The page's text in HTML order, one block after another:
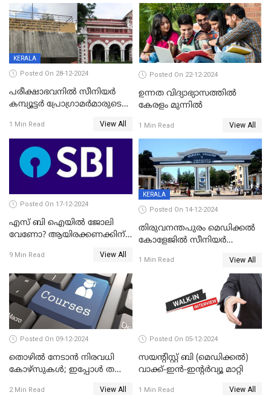
KERALA
Posted On 28-12-2024
പരീക്ഷാഭവനിൽ സീനിയർ
കമ്പ്യൂട്ടർ പ്രോഗ്രാമർമാരുടെ
വരെ അയക്കാം
1 Min Read View All
Posted On 22-12-2024
ഉന്നത വിദ്യാഭ്യാസത്തിൽ
കേരളം മുന്നിൽ
1 Min Read View All
Posted On 17-12-2024
എസ് ബി ഐയിൽ ജോലി
വേണോ? ആയിരക്കണക്കിന്
9 Min Read View All
KERALA
Posted On 14-12-2024
തിരുവനന്തപുരം മെഡിക്കൽ
കോളേജിൽ സീനിയർ
1 Min Read View All
Posted On 09-12-2024
തൊഴിൽ നേടാൻ നിരവധി
കോഴ്സുകൾ; ഇപ്പോൾ തന്നെ
2 Min Read View All
Posted On 05-12-2024
സയന്റിസ്റ്റ് ബി (മെഡിക്കല്‍)
വാക്ക്-ഇന്‍-ഇന്റര്‍വ്യൂ മാറ്റി
1 Min Read View All